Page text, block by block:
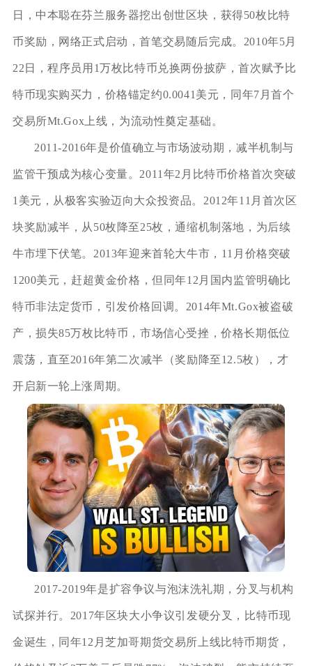
日，中本聪在芬兰服务器挖出创世区块，获得50枚比特
币奖励，网络正式启动，首笔交易随后完成。2010年5月
22日，程序员用1万枚比特币兑换两份披萨，首次赋予比
特币现实购买力，价格锚定约0.0041美元，同年7月首个
交易所Mt.Gox上线，为流动性奠定基础。
2011-2016年是价值确立与市场波动期，减半机制与
监管干预成为核心变量。2011年2月比特币价格首次突破
1美元，从极客实验迈向大众投资品。2012年11月首次区
块奖励减半，从50枚降至25枚，通缩机制落地，为后续
牛市埋下伏笔。2013年迎来首轮大牛市，11月价格突破
1200美元，赶超黄金价格，但同年12月国内监管明确比
特币非法定货币，引发价格回调。2014年Mt.Gox被盗破
产，损失85万枚比特币，市场信心受挫，价格长期低位
震荡，直至2016年第二次减半（奖励降至12.5枚），才
开启新一轮上涨周期。
2017-2019年是扩容争议与泡沫洗礼期，分叉与机构
试探并行。2017年区块大小争议引发硬分叉，比特币现
金诞生，同年12月芝加哥期货交易所上线比特币期货，